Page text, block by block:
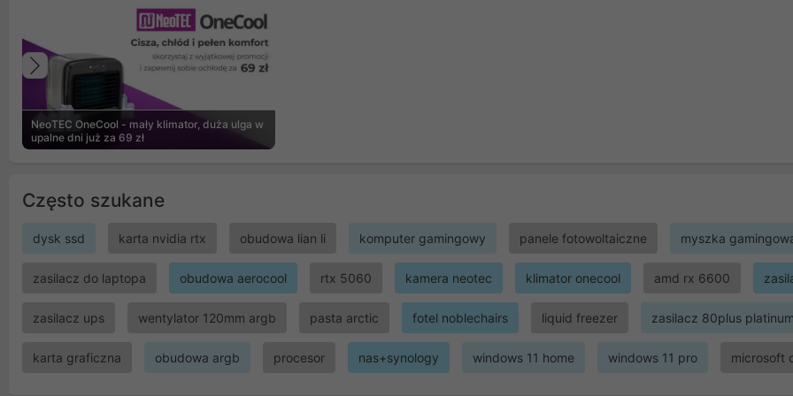
NeoTEC OneCool - mały klimator, duża ulga w
upalne dni już za 69 zł
Poprzedni
Często szukane
dysk ssd karta nvidia rtx obudowa lian li komputer gamingowy panele fotowoltaiczne myszka
zasilacz do laptopa obudowa aerocool rtx 5060 kamera neotec klimator onecool amd rx 6600
zasilacz ups wentylator 120mm argb pasta arctic fotel noblechairs liquid freezer zasilacz 80plus platinum
karta graficzna obudowa argb procesor nas+synology windows 11 home windows 11 pro microsoft